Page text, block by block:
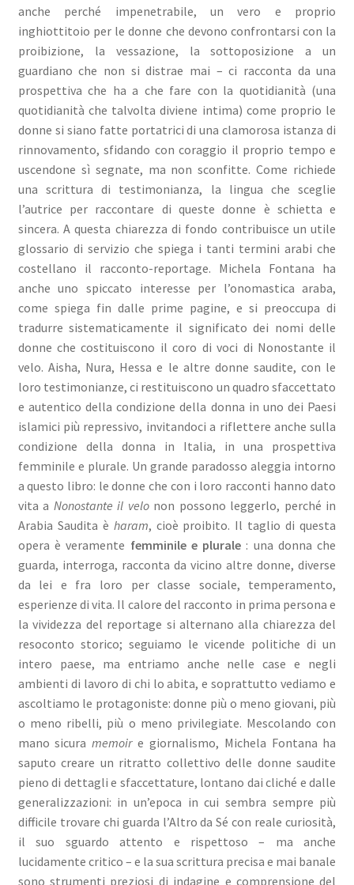
anche perché impenetrabile, un vero e proprio
inghiottitoio per le donne che devono confrontarsi con la
proibizione, la vessazione, la sottoposizione a un
guardiano che non si distrae mai – ci racconta da una
prospettiva che ha a che fare con la quotidianità (una
quotidianità che talvolta diviene intima) come proprio le
donne si siano fatte portatrici di una clamorosa istanza di
rinnovamento, sfidando con coraggio il proprio tempo e
uscendone sì segnate, ma non sconfitte. Come richiede
una scrittura di testimonianza, la lingua che sceglie
l’autrice per raccontare di queste donne è schietta e
sincera. A questa chiarezza di fondo contribuisce un utile
glossario di servizio che spiega i tanti termini arabi che
costellano il racconto-reportage. Michela Fontana ha
anche uno spiccato interesse per l’onomastica araba,
come spiega fin dalle prime pagine, e si preoccupa di
tradurre sistematicamente il significato dei nomi delle
donne che costituiscono il coro di voci di Nonostante il
velo. Aisha, Nura, Hessa e le altre donne saudite, con le
loro testimonianze, ci restituiscono un quadro sfaccettato
e autentico della condizione della donna in uno dei Paesi
islamici più repressivo, invitandoci a riflettere anche sulla
condizione della donna in Italia, in una prospettiva
femminile e plurale. Un grande paradosso aleggia intorno
a questo libro: le donne che con i loro racconti hanno dato
vita a Nonostante il velonon possono leggerlo, perché in
Arabia Saudita è haram, cioè proibito. Il taglio di questa
opera è veramente femminile e plurale : una donna che
guarda, interroga, racconta da vicino altre donne, diverse
da lei e fra loro per classe sociale, temperamento,
esperienze di vita. Il calore del racconto in prima persona e
la vividezza del reportage si alternano alla chiarezza del
resoconto storico; seguiamo le vicende politiche di un
intero paese, ma entriamo anche nelle case e negli
ambienti di lavoro di chi lo abita, e soprattutto vediamo e
ascoltiamo le protagoniste: donne più o meno giovani, più
o meno ribelli, più o meno privilegiate. Mescolando con
mano sicuramemoire giornalismo, Michela Fontana ha
saputo creare un ritratto collettivo delle donne saudite
pieno di dettagli e sfaccettature, lontano dai cliché e dalle
generalizzazioni: in un’epoca in cui sembra sempre più
difficile trovare chi guarda l’Altro da Sé con reale curiosità,
il suo sguardo attento e rispettoso – ma anche
lucidamente critico – e la sua scrittura precisa e mai banale
sono strumenti preziosi di indagine e comprensione del